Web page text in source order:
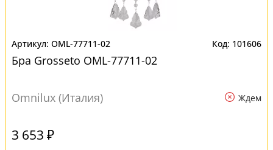
OML-77711-02 101606
Бра Grosseto OML-77711-02
Omnilux (Италия) Ждем
3 653 ₽